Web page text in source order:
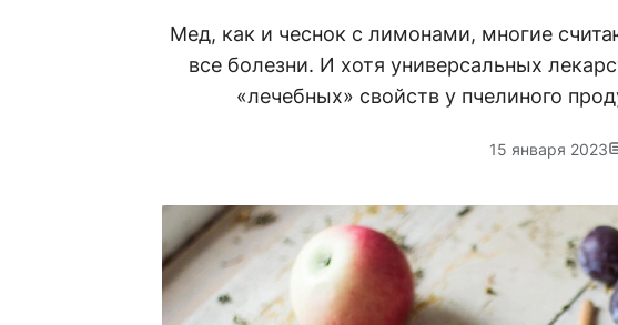
Мед, как и чеснок с лимонами, многие
все болезни. И хотя универсальных
«лечебных» свойств у пчелиного
15 января 2023